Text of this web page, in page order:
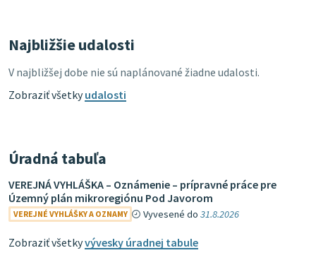
Najbližšie udalosti
V najbližšej dobe nie sú naplánované žiadne udalosti.
Zobraziť všetkyudalosti
Úradná tabuľa
VEREJNÁ VYHLÁŠKA – Oznámenie – prípravné práce pre
Územný plán mikroregiónu Pod Javorom
VEREJNÉ VYHLÁŠKY A OZNAMY Vyvesené do31.8.2026
Zobraziť všetkyvývesky úradnej tabule